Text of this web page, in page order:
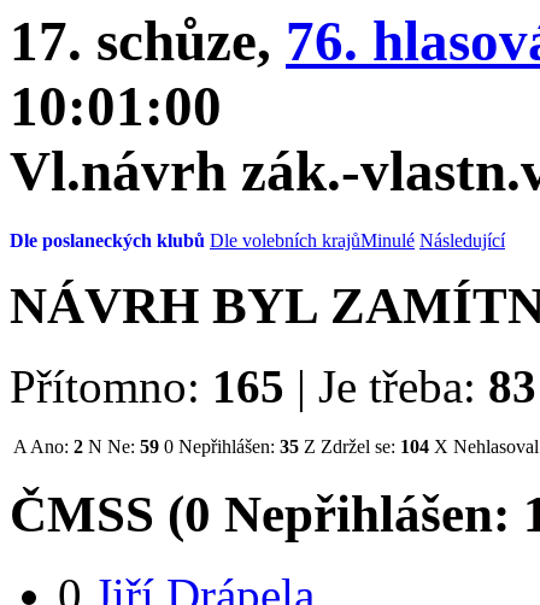
17. schůze, 76.
10:01:00
Vl.návrh zák.-
Dle poslaneckých klubů Dle volebních krajůMinulé Následující
NÁVRH BYL
Přítomno: 165 | Je třeba: 83
A Ano: 2 N Ne: 59 0 Nepřihlášen: 35 Z Zdržel se: 104 X Nehlasoval
ČMSS (0 Nepřihlášen: